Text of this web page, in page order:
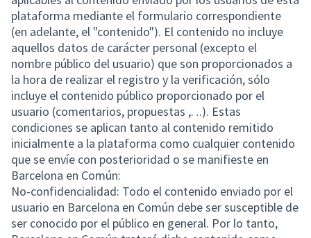
plataforma mediante el formulario correspondiente
(en adelante, el "contenido"). El contenido no incluye
aquellos datos de carácter personal (excepto el
nombre público del usuario) que son proporcionados a
la hora de realizar el registro y la verificación, sólo
incluye el contenido público proporcionado por el
usuario (comentarios, propuestas ,. ..). Estas
condiciones se aplican tanto al contenido remitido
inicialmente a la plataforma como cualquier contenido
que se envíe con posterioridad o se manifieste en
Barcelona en Común:
No-confidencialidad: Todo el contenido enviado por el
usuario en Barcelona en Común debe ser susceptible de
ser conocido por el público en general. Por lo tanto,